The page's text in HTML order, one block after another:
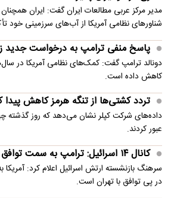
مدیر مرکز عربی مطالعات ایران گفت: ایران همچنان
شناورهای نظامی آمریکا از آب‌های سرزمینی خود
پاسخ منفی ترامپ به درخواست جدید
دونالد ترامپ گفت: کمک‌های نظامی آمریکا در
کاهش داده است.
تردد کشتی‌ها از تنگه هرمز کاهش پیدا
داده‌های شرکت کپلر نشان می‌دهد که روز گذشته
عبور کردند.
کانال ۱۴ اسرائیل: ترامپ به سمت توافق با ایران می‌رود
سرهنگ بازنشسته ارتش اسرائیل اعلام کرد: آمریکا
در پی توافق با تهران است.